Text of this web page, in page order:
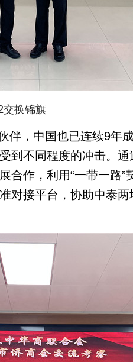
交换锦旗
伴，中国也已连续9年
到不同程度的冲击。
合作，利用“一带一路”
对接平台，协助中泰